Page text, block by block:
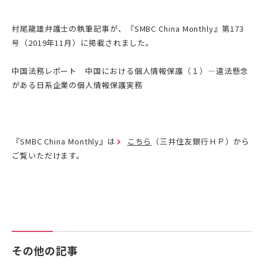
村尾龍雄弁護士の執筆記事が、『SMBC China Monthly』第173
号（2019年11月）に掲載されました。
中国法務レポート 中国における個人情報保護（１）―違法懸念
がある日系企業の個人情報保護実務
『SMBC China Monthly』は こちら
（三井住友銀行ＨＰ）から
ご覧いただけます。
その他の記事